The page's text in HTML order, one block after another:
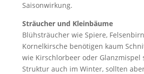
Saisonwirkung.
Sträucher und Kleinbäume
Blühsträucher wie Spiere,
Kornelkirsche benötigen kaum
wie Kirschlorbeer oder Glanzmispel
Struktur auch im Winter, sollten